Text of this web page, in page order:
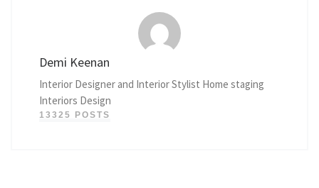
Demi Keenan
Interior Designer and Interior Stylist Home staging
Interiors Design
13325 POSTS